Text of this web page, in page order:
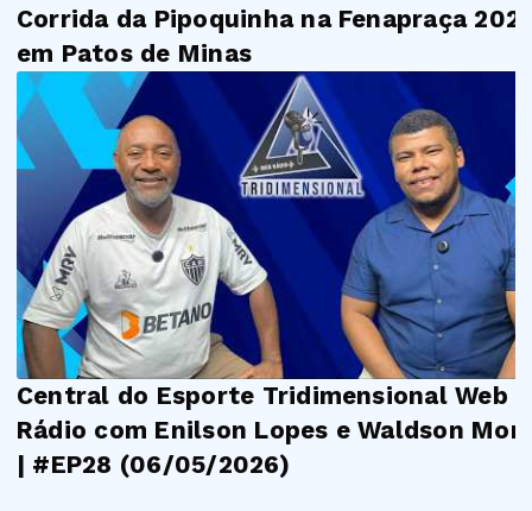
Corrida da Pipoquinha na Fenapraça
em Patos de Minas
Central do Esporte Tridimensional Web
Rádio com Enilson Lopes e Waldson
| #EP28 (06/05/2026)